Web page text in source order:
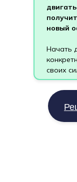
новый
Начать
своих